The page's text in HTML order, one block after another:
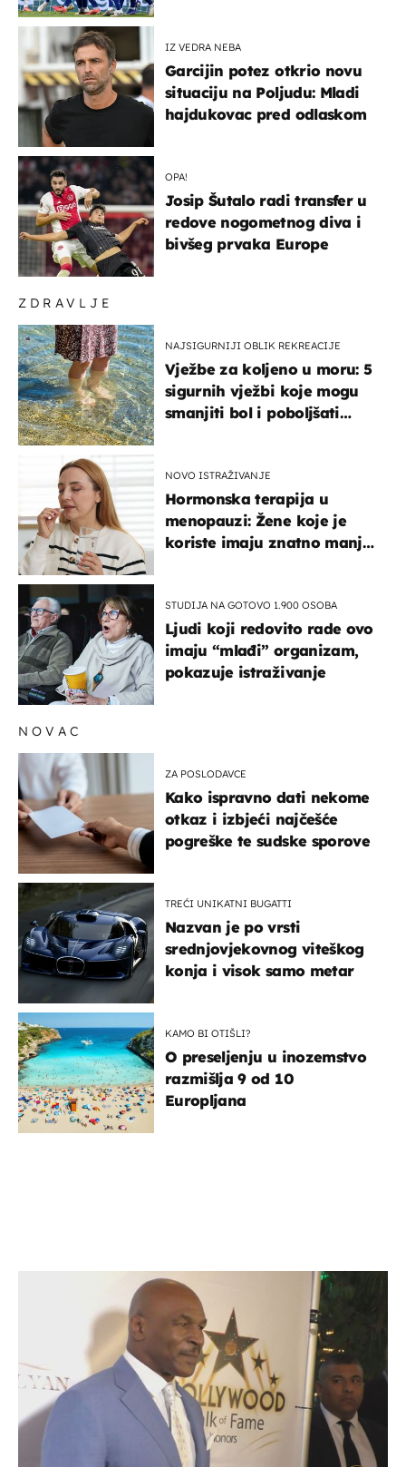
ZDRAVLJE
NAJSIGURNIJI OBLIK REKREACIJE
Vježbe za koljeno u moru: 5
sigurnih vježbi koje mogu
smanjiti bol i poboljšati
NOVO ISTRAŽIVANJE
Hormonska terapija u
menopauzi: Žene koje je
koriste imaju znatno manji
STUDIJA NA GOTOVO 1.900 OSOBA
Ljudi koji redovito rade ovo
imaju “mlađi” organizam,
pokazuje istraživanje
IZ VEDRA NEBA
Garcijin potez otkrio novu
situaciju na Poljudu: Mladi
hajdukovac pred odlaskom
OPA!
Josip Šutalo radi transfer u
redove nogometnog diva i
bivšeg prvaka Europe
NOVAC
ZA POSLODAVCE
Kako ispravno dati nekome
otkaz i izbjeći najčešće
pogreške te sudske sporove
TREĆI UNIKATNI BUGATTI
Nazvan je po vrsti
srednjovjekovnog viteškog
konja i visok samo metar
KAMO BI OTIŠLI?
O preseljenju u inozemstvo
razmišlja 9 od 10
Europljana